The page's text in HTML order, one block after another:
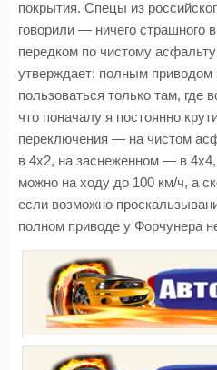
покрытия. Спецы из
говорили — ничего страшного
передком по чистому
утверждает: полным приводом
пользоваться только там, где
что поначалу я постоянно
переключения — на чистом
в 4х2, на заснеженном — в
можно на ходу до 100 км/ч, а
если возможно
полном приводе у Форчунера